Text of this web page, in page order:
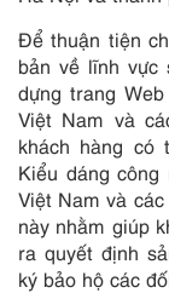
Để thuận tiện
bản về lĩnh vực
dựng trang
Việt Nam và
khách hàng có
Kiểu dáng
Việt Nam và
này nhằm giúp
ra quyết định
ký bảo hộ các